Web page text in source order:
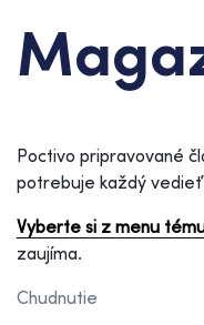
Poctivo pripravované
potrebuje každý vedieť
Vyberte si z menu
zaujíma.
Chudnutie